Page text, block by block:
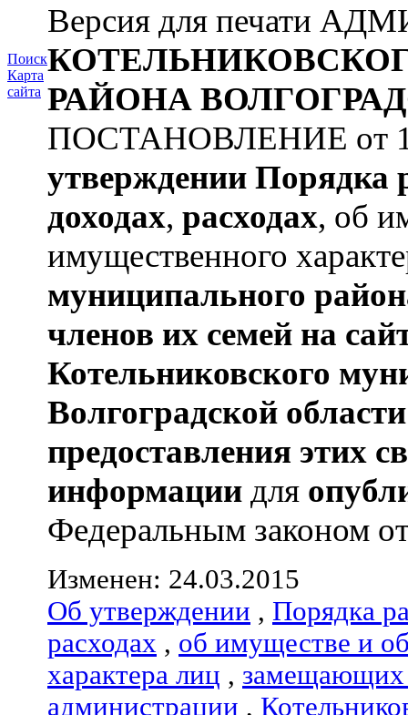
Поиск
Карта
сайта
Версия для печати
РАЙОНА
ПОСТАНОВЛЕНИЕ от
утверждении Порядка
доходах, расходах, об
имущественного
муниципального
членов их семей на
Котельниковского
Волгоградской области
предоставления этих
информации для
Федеральным законом
Изменен: 24.03.2015
Об утверждении , Порядка
расходах , об имуществе и
характера лиц , замещающих
администрации ,